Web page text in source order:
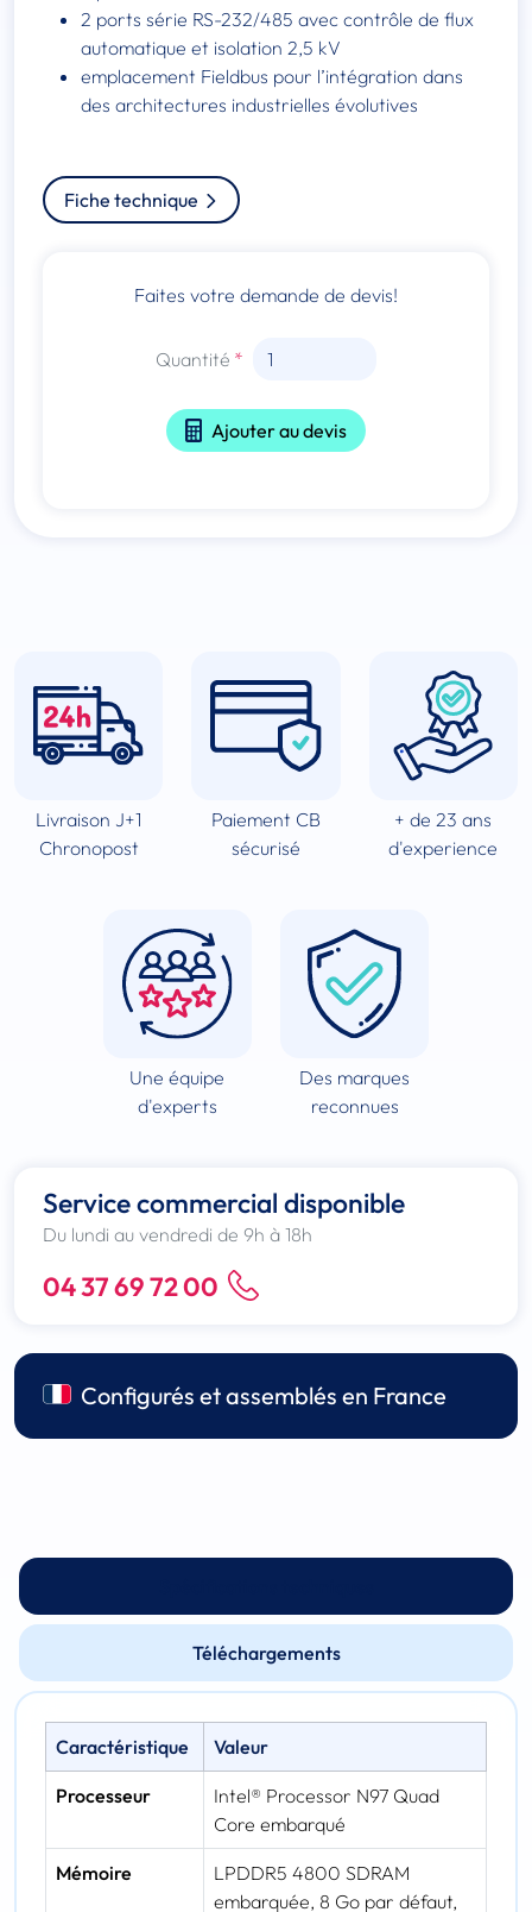
2 ports série RS-232/485 avec contrôle de flux
automatique et isolation 2,5 kV
emplacement Fieldbus pour l’intégration dans
des architectures industrielles évolutives
Fiche technique
Faites votre demande de devis!
Quantité
Ajouter au devis
Livraison J+1
Chronopost
Paiement CB
sécurisé
+ de 23 ans
d'experience
Une équipe
d'experts
Des marques
reconnues
Service commercial disponible
Du lundi au vendredi de 9h à 18h
04 37 69 72 00
Configurés et assemblés en France
Téléchargements
Caractéristique Valeur
Processeur
Intel® Processor N97 Quad
Core embarqué
Mémoire
LPDDR5 4800 SDRAM
embarquée, 8 Go par défaut,